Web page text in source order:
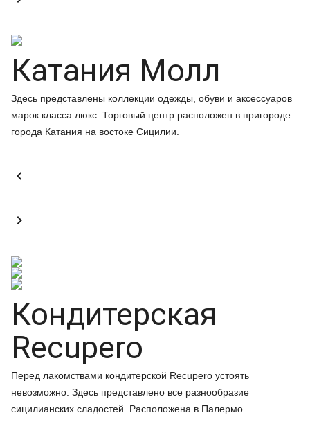
Катания Молл
Здесь представлены коллекции одежды, обуви и аксессуаров
марок класса люкс. Торговый центр расположен в пригороде
города Катания на востоке Сицилии.


Кондитерская
Recupero
Перед лакомствами кондитерской Recupero устоять
невозможно. Здесь представлено все разнообразие
сицилианских сладостей. Расположена в Палермо.